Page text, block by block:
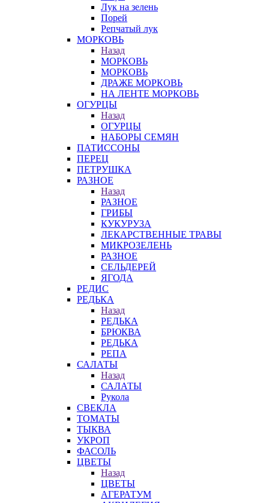
Лук на зелень
Порей
Репчатый лук
МОРКОВЬ
Назад
МОРКОВЬ
МОРКОВЬ
ДРАЖЕ МОРКОВЬ
НА ЛЕНТЕ МОРКОВЬ
ОГУРЦЫ
Назад
ОГУРЦЫ
НАБОРЫ СЕМЯН
ПАТИССОНЫ
ПЕРЕЦ
ПЕТРУШКА
РАЗНОЕ
Назад
РАЗНОЕ
ГРИБЫ
КУКУРУЗА
ЛЕКАРСТВЕННЫЕ ТРАВЫ
МИКРОЗЕЛЕНЬ
РАЗНОЕ
СЕЛЬДЕРЕЙ
ЯГОДА
РЕДИС
РЕДЬКА
Назад
РЕДЬКА
БРЮКВА
РЕДЬКА
РЕПА
САЛАТЫ
Назад
САЛАТЫ
Рукола
СВЕКЛА
ТОМАТЫ
ТЫКВА
УКРОП
ФАСОЛЬ
ЦВЕТЫ
Назад
ЦВЕТЫ
АГЕРАТУМ